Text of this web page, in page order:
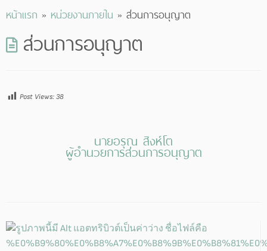
toหน้าแรก » หน่วยงานภายใน » ส่วนการอนุญาต
ส่วนการอนุญาต
Post Views: 38
นายอรุณ สิงห์โต
ผู้อำนวยการส่วนการอนุญาต